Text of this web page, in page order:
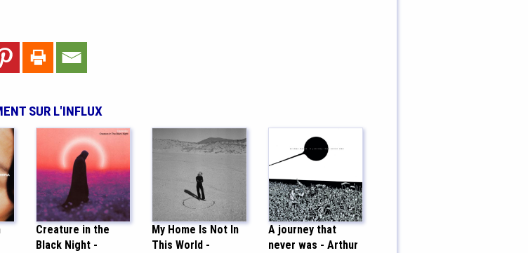
SUR L'INFLUX
Creature in the
Black Night -
My Home Is Not In
This World -
A journey that
never was - Arthur